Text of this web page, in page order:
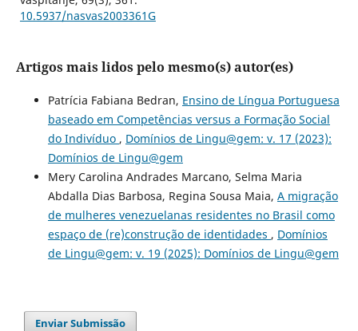
10.5937/nasvas2003361G
Artigos mais lidos pelo mesmo(s) autor(es)
Patrícia Fabiana Bedran, Ensino de Língua Portuguesa
baseado em Competências versus a Formação Social
do Indivíduo , Domínios de Lingu@gem: v. 17 (2023):
Domínios de Lingu@gem
Mery Carolina Andrades Marcano, Selma Maria
Abdalla Dias Barbosa, Regina Sousa Maia, A migração
de mulheres venezuelanas residentes no Brasil como
espaço de (re)construção de identidades , Domínios
de Lingu@gem: v. 19 (2025): Domínios de Lingu@gem
Enviar Submissão